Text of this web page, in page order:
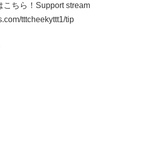
こちら！Support stream
tttcheekyttt1/tip